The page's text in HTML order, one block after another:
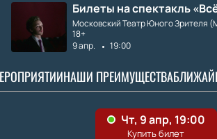
Билеты на спектакль
Московский Театр Юного Зрителя
18+
9 апр.
19:00
НАШИ ПРЕИМУЩЕСТВА